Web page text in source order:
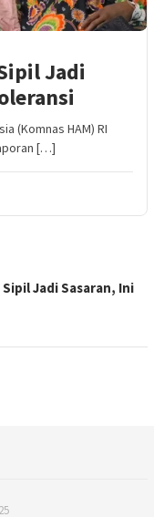
Jadi
(Komnas HAM) RI
[…]
Jadi Sasaran, Ini